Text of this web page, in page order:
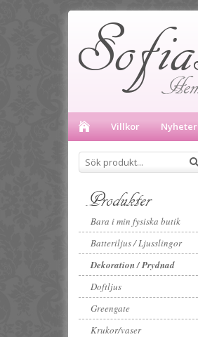
Villkor Nyheter
Produkter
Bara i min fysiska butik
Batteriljus / Ljusslingor
Dekoration / Prydnad
Doftljus
Greengate
Krukor/vaser